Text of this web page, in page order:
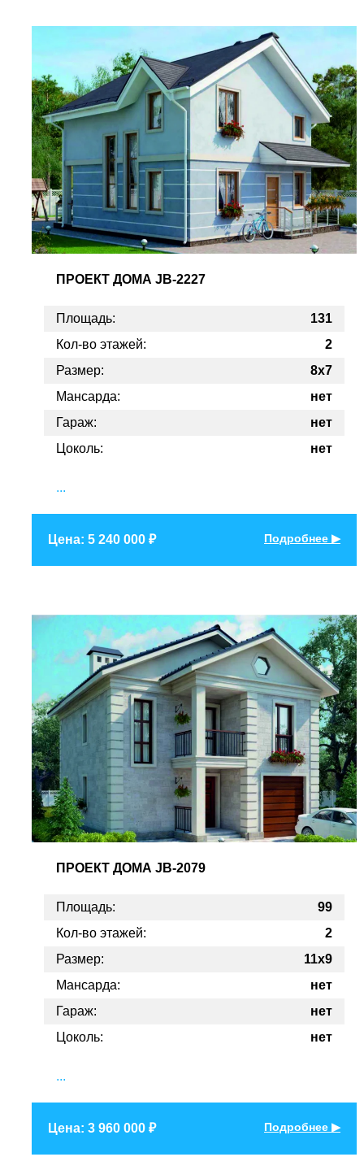
ПРОЕКТ ДОМА JB-2227
Площадь:
131
Кол-во этажей:
2
Размер:
8x7
Мансарда:
нет
Гараж:
нет
Цоколь:
нет
...
Цена: 5 240 000 ₽ Подробнее ▶
ПРОЕКТ ДОМА JB-2079
Площадь:
99
Кол-во этажей:
2
Размер:
11x9
Мансарда:
нет
Гараж:
нет
Цоколь:
нет
...
Цена: 3 960 000 ₽ Подробнее ▶